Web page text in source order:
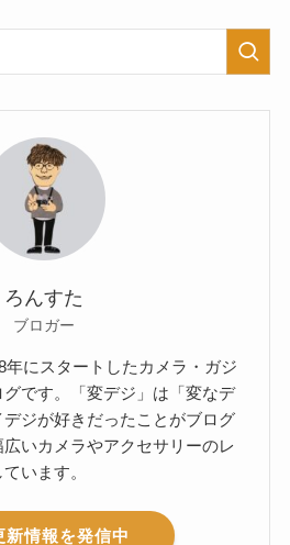
ろんすた
ブロガー
年にスタートしたカメラ・ガジ
です。「変デジ」は「変なデ
ジが好きだったことがブログ
いカメラやアクセサリーのレ
います。
新情報を発信中